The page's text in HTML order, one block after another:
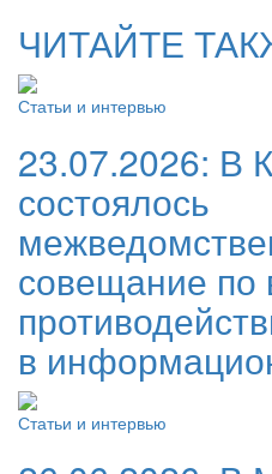
ЧИТАЙТЕ
Статьи и интервью
23.07.2026: В
состоялось
совещание по
в
Статьи и интервью